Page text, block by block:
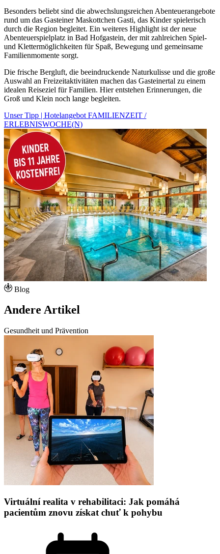
Besonders beliebt sind die abwechslungsreichen Abenteuerangebote
rund um das Gasteiner Maskottchen Gasti, das Kinder spielerisch
durch die Region begleitet. Ein weiteres Highlight ist der neue
Abenteuerspielplatz in Bad Hofgastein, der mit zahlreichen Spiel-
und Klettermöglichkeiten für Spaß, Bewegung und gemeinsame
Familienmomente sorgt.
Die frische Bergluft, die beeindruckende Naturkulisse und die große
Auswahl an Freizeitaktivitäten machen das Gasteinertal zu einem
idealen Reiseziel für Familien. Hier entstehen Erinnerungen, die
Groß und Klein noch lange begleiten.
Unser Tipp | Hotelangebot FAMILIENZEIT /
ERLEBNISWOCHE(N)
Blog
Andere Artikel
Gesundheit und Prävention
Virtuální realita v rehabilitaci: Jak pomáhá
pacientům znovu získat chuť k pohybu